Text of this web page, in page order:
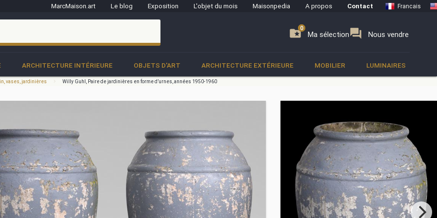
MarcMaison.art Le blog Exposition L'objet du mois Maisonpedia A propos Contact Francais
folder_special Ma sélection
0 forum Nous vendre
0
ARCHITECTURE INTÉRIEURE OBJETS D'ART ARCHITECTURE EXTÉRIEURE MOBILIER LUMINAIRES
vases, jardinières Willy Guhl, Paire de jardinières en forme d’urnes, années 1950-1960